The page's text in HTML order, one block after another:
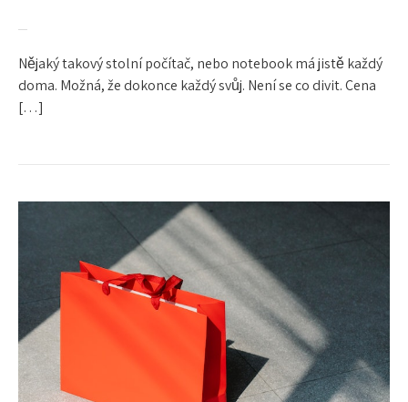
Nějaký takový stolní počítač, nebo notebook má jistě každý
doma. Možná, že dokonce každý svůj. Není se co divit. Cena
[…]